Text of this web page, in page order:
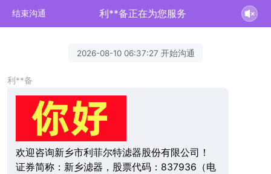
结束沟通 利**备正在为您服务
2026-08-10 06:37:27 开始沟通
利**备
欢迎咨询新乡市利菲尔特滤器股份有限公司！
证券简称：新乡滤器，股票代码：837936（电